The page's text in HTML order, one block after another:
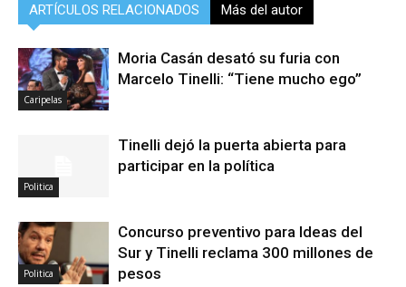
ARTÍCULOS RELACIONADOS Más del autor
Caripelas
Moria Casán desató su furia con
Marcelo Tinelli: “Tiene mucho ego”
Politica
Tinelli dejó la puerta abierta para
participar en la política
Politica
Concurso preventivo para Ideas del
Sur y Tinelli reclama 300 millones de
pesos